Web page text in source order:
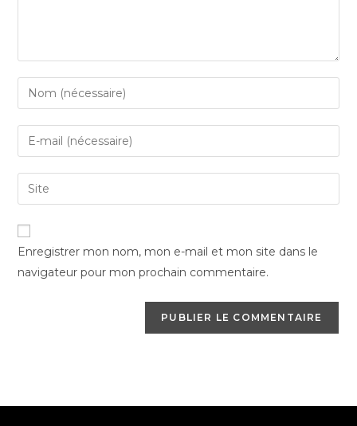
Enter
your
name
username
to
Enter
your
email
address
comment
Saisir
l’URL
de
votre
Enregistrer mon nom, mon e-mail et mon site dans le
navigateur pour mon prochain commentaire.